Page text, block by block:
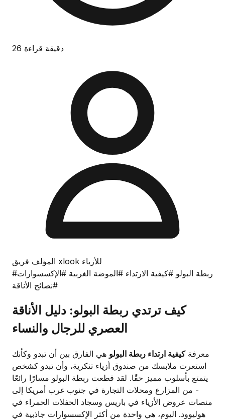
26 دقيقة قراءة
المؤلف فريق xlook للأزياء
#ربطة البولو #كيفية الارتداء #الموضة الغربية #الإكسسوارات
#نصائح الأناقة
كيف ترتدي ربطة البولو: دليل الأناقة
العصري للرجال والنساء
معرفةكيفية ارتداء ربطة البولو هي الفارق بين أن تبدو وكأنك
استعرت ملابسك من صندوق أزياء تنكرية، وأن تبدو كشخص
يتمتع بأسلوب مميز حقًا. لقد قطعت ربطة البولو مسارًا رائعًا
- من المزارع ومحلات التجارة في جنوب غرب أمريكا إلى
منصات عروض الأزياء في باريس وسجاد الحفلات الحمراء في
هوليوود. اليوم، هي واحدة من أكثر الإكسسوارات جاذبية في